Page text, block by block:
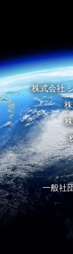
株式会社
一般社